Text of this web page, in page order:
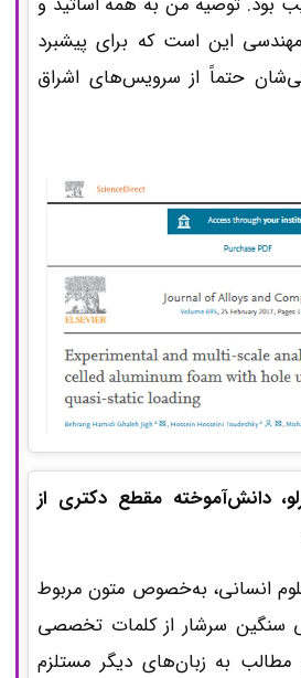
این است که برای پیشبرد
حتماً از سرویس‌های اشراق
دانش‌آموخته مقطع دکتری از
انسانی، به‌خصوص متون مربوط
سنگین سرشار از کلمات تخصصی
مطالب به زبان‌های دیگر مستلزم